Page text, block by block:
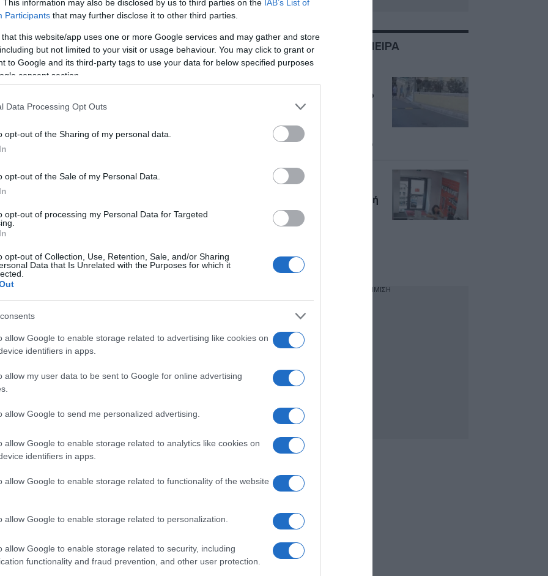
This information may also be disclosed by us to third parties on the IAB’s List of
Participants that may further disclose it to other third parties.
that this website/app uses one or more Google services and may gather and store
but not limited to your visit or usage behaviour. You may click to grant or
to Google and its third-party tags to use your data for below specified purposes
consent section.
Data Processing Opt Outs
opt-out of the Sharing of my personal data.
opt-out of the Sale of my Personal Data.
opt-out of processing my Personal Data for Targeted
opt-out of Collection, Use, Retention, Sale, and/or Sharing
Data that Is Unrelated with the Purposes for which it
allow Google to enable storage related to advertising like cookies on
identifiers in apps.
allow my user data to be sent to Google for online advertising
allow Google to send me personalized advertising.
allow Google to enable storage related to analytics like cookies on
identifiers in apps.
allow Google to enable storage related to functionality of the website
allow Google to enable storage related to personalization.
allow Google to enable storage related to security, including
functionality and fraud prevention, and other user protection.
της Ουκρανίας (SBU), η
από όπλο στο κεφάλι, ενώ
για τη δολοφονία της.
Berezovska — the
of an oligarch in
security official have been
footage of the…
eadt2da83e
μέσο, επικαλούμενο άλλη πηγή
έγραψε ότι
με την υπόθεση.
ΣΧΕΤΙΚΑ ΜΕ:ΑΠΟΠΕΙΡΑ
ΔΟΛΟΦΟΝΙΑΣ
Μονακό: Σοκάρει το
βίντεο-ντοκουμέντο
από την απόπειρα
Ουκρανού ολιγάρχη
Βαντίμ Γερμολάγιεφ
Μονακό: Πλάνα από
την τελευταία φορά
που εθεάθη ζωντανή
η Αναστασία
Μπερεζόβσκαγια
Γερμολάγιεφ
ΔΙΑΦΗΜΙΣΗ